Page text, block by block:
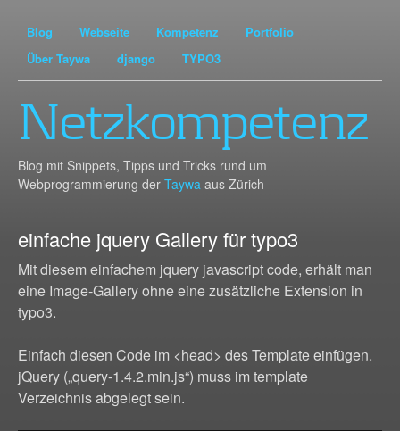
Blog Webseite Kompetenz
Portfolio
Über Taywa
django TYPO3
Netzkompetenz
Blog mit Snippets, Tipps und Tricks rund um
Webprogrammierung der Taywa aus Zürich
einfache jquery Gallery für typo3
Mit diesem einfachem jquery javascript code, erhält man
eine Image-Gallery ohne eine zusätzliche Extension in
typo3.
Einfach diesen Code im <head> des Template einfügen.
jQuery („query-1.4.2.min.js“) muss im template
Verzeichnis abgelegt sein.